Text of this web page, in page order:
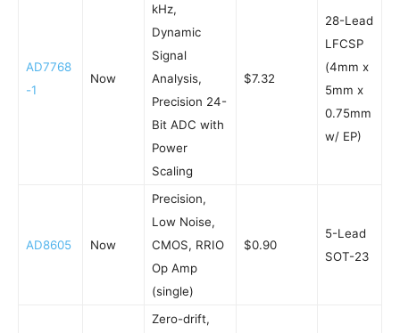
AD7768
-1
Now
kHz,
Dynamic
Signal
Analysis,
Precision 24-
Bit ADC with
Power
Scaling
$7.32
28-Lead
LFCSP
(4mm x
5mm x
0.75mm
w/ EP)
AD8605 Now
Precision,
Low Noise,
CMOS, RRIO
Op Amp
(single)
$0.90
5-Lead
SOT-23
Zero-drift,